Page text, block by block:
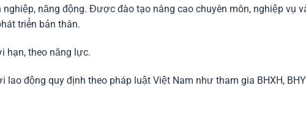
năng động. Được đào tạo nâng cao chuyên môn, nghiệp vụ
triển bản thân.
hạn, theo năng lực.
động quy định theo pháp luật Việt Nam như tham gia BHXH,